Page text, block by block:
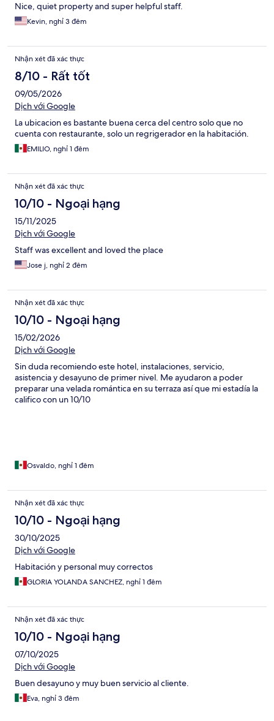
Nice, quiet property and super helpful staff.
Kevin, nghỉ 3 đêm
Nhận xét đã xác thực
8/10 - Rất tốt
09/05/2026
Dịch với Google
La ubicacion es bastante buena cerca del centro solo que no
cuenta con restaurante, solo un regrigerador en la habitación.
EMILIO, nghỉ 1 đêm
Nhận xét đã xác thực
10/10 - Ngoại hạng
15/11/2025
Dịch với Google
Staff was excellent and loved the place
Jose j, nghỉ 2 đêm
Nhận xét đã xác thực
10/10 - Ngoại hạng
15/02/2026
Dịch với Google
Sin duda recomiendo este hotel, instalaciones, servicio,
asistencia y desayuno de primer nivel. Me ayudaron a poder
preparar una velada romántica en su terraza así que mi estadía la
califico con un 10/10
Osvaldo, nghỉ 1 đêm
Nhận xét đã xác thực
10/10 - Ngoại hạng
30/10/2025
Dịch với Google
Habitación y personal muy correctos
GLORIA YOLANDA SANCHEZ, nghỉ 1 đêm
Nhận xét đã xác thực
10/10 - Ngoại hạng
07/10/2025
Dịch với Google
Buen desayuno y muy buen servicio al cliente.
Eva, nghỉ 3 đêm